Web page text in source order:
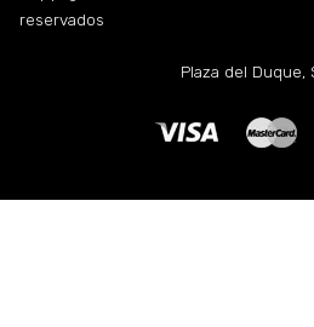
reservados
Plaza del Duque,